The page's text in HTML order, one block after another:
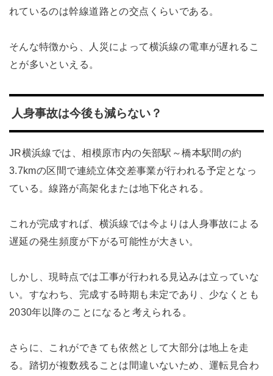
れているのは幹線道路との交点くらいである。
そんな特徴から、人災によって横浜線の電車が遅れるこ
とが多いといえる。
人身事故は今後も減らない？
JR横浜線では、相模原市内の矢部駅～橋本駅間の約
3.7kmの区間で連続立体交差事業が行われる予定となっ
ている。線路が高架化または地下化される。
これが完成すれば、横浜線では今よりは人身事故による
遅延の発生頻度が下がる可能性が大きい。
しかし、現時点では工事が行われる見込みは立っていな
い。すなわち、完成する時期も未定であり、少なくとも
2030年以降のことになると考えられる。
さらに、これができても依然として大部分は地上を走
る。踏切が複数残ることは間違いないため、運転見合わ